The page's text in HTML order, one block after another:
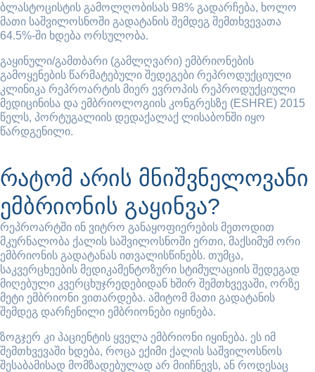
ბლასტოცისტის გამოლღობისას 98% გადარჩება, ხოლო
მათი საშვილოსნოში გადატანის შემდეგ შემთხვევათა
64.5%-ში ხდება ორსულობა.
გაყინული/გამთბარი (გამლღვარი) ემბრიონების
გამოყენების წარმატებული შედეგები რეპროდუქციული
კლინიკა რეპროარტის მიერ ევროპის რეპროდუქციული
მედიცინისა და ემბრიოლოგიის კონგრესზე (ESHRE) 2015
წელს, პორტუგალიის დედაქალაქ ლისაბონში იყო
წარდგენილი.
რატომ არის მნიშვნელოვანი
ემბრიონის გაყინვა?
რეპროარტში ინ ვიტრო განაყოფიერების მეთოდით
მკურნალობა ქალის საშვილოსნოში ერთი, მაქსიმუმ ორი
ემბრიონის გადატანას ითვალისწინებს. თუმცა,
საკვერცხეების მედიკამენტოზური სტიმულაციის შედეგად
მიღებული კვერცხუჯრედებიდან ხშირ შემთხვევაში, ორზე
მეტი ემბრიონი ვითარდება. ამიტომ მათი გადატანის
შემდეგ დარჩენილი ემბრიონები იყინება.
ზოგჯერ კი პაციენტის ყველა ემბრიონი იყინება. ეს იმ
შემთხვევაში ხდება, როცა ექიმი ქალის საშვილოსნოს
შესაბამისად მომზადებულად არ მიიჩნევს, ან როდესაც